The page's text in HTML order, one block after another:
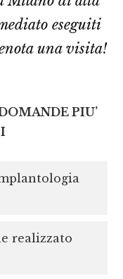
eseguiti
una visita!
PIU’
realizzato